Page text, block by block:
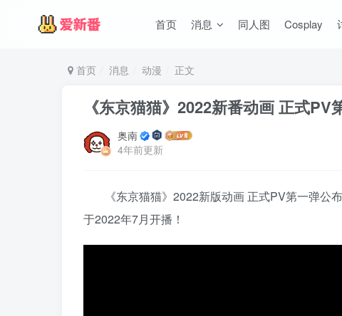
首页 消息 同人图 Cosplay
首页 消息 动漫 正文
《东京猫猫》2022新番动画 正式
奥南
4年前更新
《东京猫猫》2022新版动画 正式PV第一弹公
于2022年7月开播！